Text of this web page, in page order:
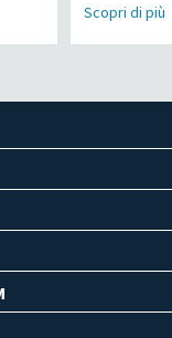
Scopri di più